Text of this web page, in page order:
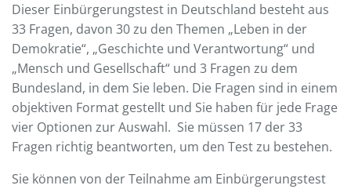
Dieser Einbürgerungstest in Deutschland besteht aus
33 Fragen, davon 30 zu den Themen „Leben in der
Demokratie“, „Geschichte und Verantwortung“ und
„Mensch und Gesellschaft“ und 3 Fragen zu dem
Bundesland, in dem Sie leben. Die Fragen sind in einem
objektiven Format gestellt und Sie haben für jede Frage
vier Optionen zur Auswahl. Sie müssen 17 der 33
Fragen richtig beantworten, um den Test zu bestehen.
Sie können von der Teilnahme am Einbürgerungstest